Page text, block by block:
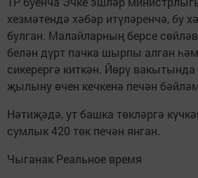
хезмәтендә хәбәр итүләренчә, бу
булган. Малайларның берсе
белән дүрт пачка шырпы алган
сикерергә киткән. Йөрү вакытында
җылыну өчен кечкенә печән
Нәтиҗәдә, ут башка төкләргә
сумлык 420 төк печән янган.
Чыганак Реальное время